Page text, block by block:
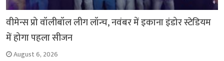
वीमेन्स प्रो वॉलीबॉल लीग लॉन्च, नवंबर में इकाना इंडोर स्टेडियम
में होगा पहला सीजन
August 6, 2026